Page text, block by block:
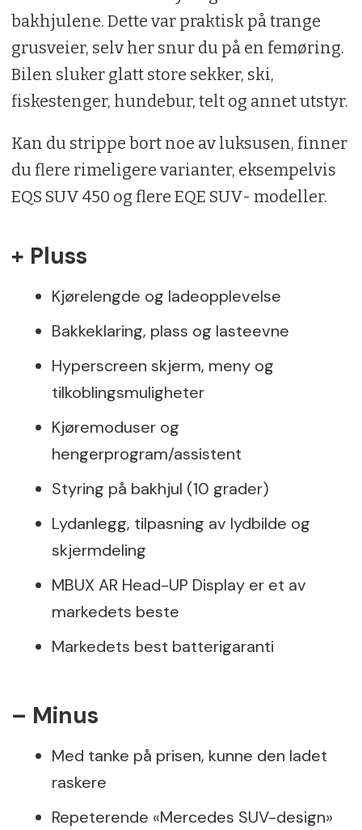
bakhjulene. Dette var praktisk på trange
grusveier, selv her snur du på en femøring.
Bilen sluker glatt store sekker, ski,
fiskestenger, hundebur, telt og annet utstyr.
Kan du strippe bort noe av luksusen, finner
du flere rimeligere varianter, eksempelvis
EQS SUV 450 og flere EQE SUV- modeller.
+ Pluss
Kjørelengde og ladeopplevelse
Bakkeklaring, plass og lasteevne
Hyperscreen skjerm, meny og
tilkoblingsmuligheter
Kjøremoduser og
hengerprogram/assistent
Styring på bakhjul (10 grader)
Lydanlegg, tilpasning av lydbilde og
skjermdeling
MBUX AR Head-UP Display er et av
markedets beste
Markedets best batterigaranti
– Minus
Med tanke på prisen, kunne den ladet
raskere
Repeterende «Mercedes SUV-design»